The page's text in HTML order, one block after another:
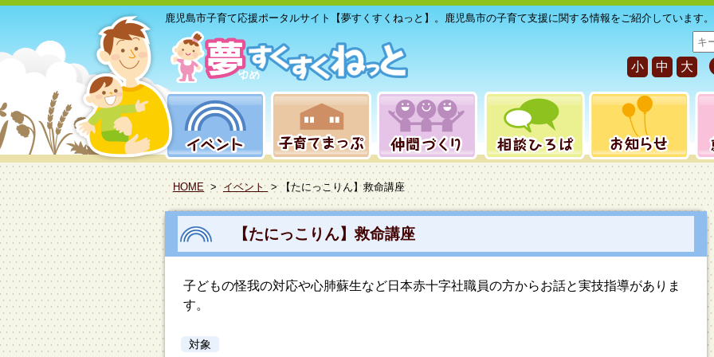
鹿児島市子育て応援ポータルサイト【夢すくすくねっと】。鹿児島市の子育て支援に関する情報をご紹介しています。
サ
イ
ト
内
小 中 大
HOME > イベント > 【たにっこりん】救命講座
【たにっこりん】救命講座
子どもの怪我の対応や心肺蘇生など日本赤十字社職員の方からお話と実技指導がありま
す。
対象